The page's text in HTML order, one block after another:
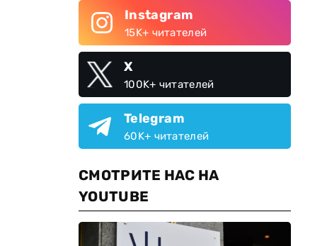
Instagram
15K+ читателей
X
100K+ читателей
Telegram
60K+ читателей
СМОТРИТЕ НАС НА
YOUTUBE